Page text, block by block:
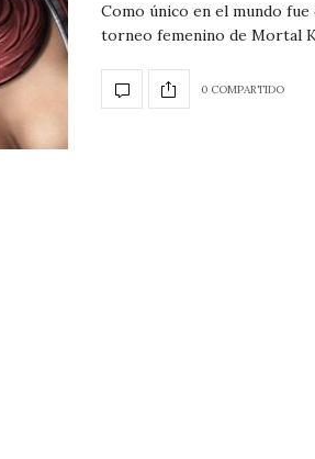
Como único en el mundo
torneo femenino de Mortal
0 COMPARTIDO